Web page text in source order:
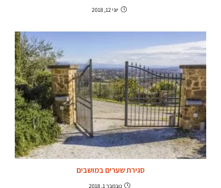
יוני 12, 2018
סגירת שערים במושבים
נובמבר 1, 2018